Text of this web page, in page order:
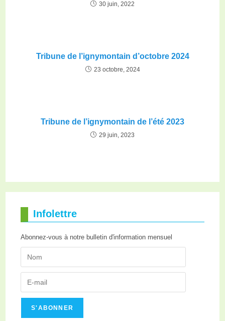
30 juin, 2022
Tribune de l’ignymontain d’octobre 2024
23 octobre, 2024
Tribune de l’ignymontain de l’été 2023
29 juin, 2023
Infolettre
Abonnez-vous à notre bulletin d'information mensuel
S'ABONNER